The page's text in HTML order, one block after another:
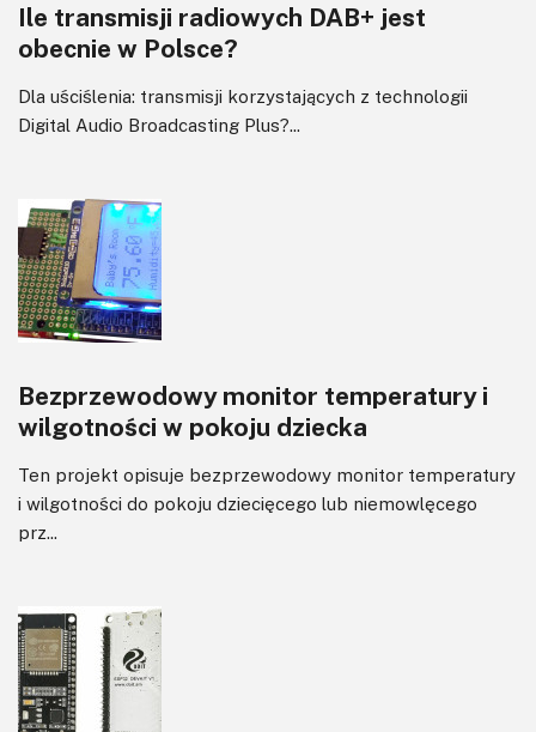
Ile transmisji radiowych DAB+ jest
obecnie w Polsce?
Dla uściślenia: transmisji korzystających z technologii
Digital Audio Broadcasting Plus?...
Bezprzewodowy monitor temperatury i
wilgotności w pokoju dziecka
Ten projekt opisuje bezprzewodowy monitor temperatury
i wilgotności do pokoju dziecięcego lub niemowlęcego
prz...